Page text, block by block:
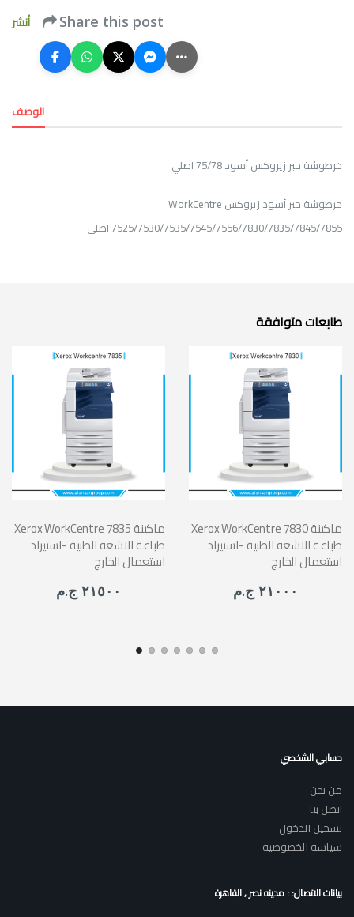
أنشر Share this post
الوصف
خرطوشة حبر زيروكس أسود 75/78 اصلي
خرطوشة حبر أسود زيروكس WorkCentre
7525/7530/7535/7545/7556/7830/7835/7845/7855 اصلي
طابعات متوافقة
Xerox WorkCentre 7835 ماكينة
طباعة الاشعة الطبية -استيراد
استعمال الخارج
٢١٥٠٠ ج.م
Xerox WorkCentre 7830 ماكينة
طباعة الاشعة الطبية -استيراد
استعمال الخارج
٢١٠٠٠ ج.م
حسابي الشخصي
من نحن
اتصل بنا
تسجيل الدخول
سياسه الخصوصيه
بيانات الاتصال: : مدينه نصر , القاهرة